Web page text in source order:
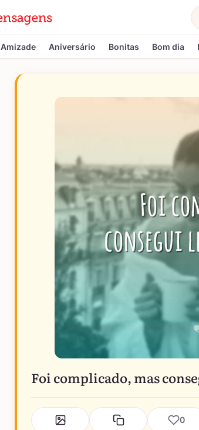
Amizade Aniversário Bonitas Bom dia
Foi complicado, mas
0